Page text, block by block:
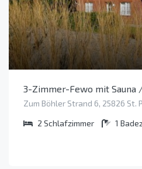
3-Zimmer-Fewo mit Sauna
Zum Böhler Strand 6, 25826 St.
2 Schlafzimmer 1